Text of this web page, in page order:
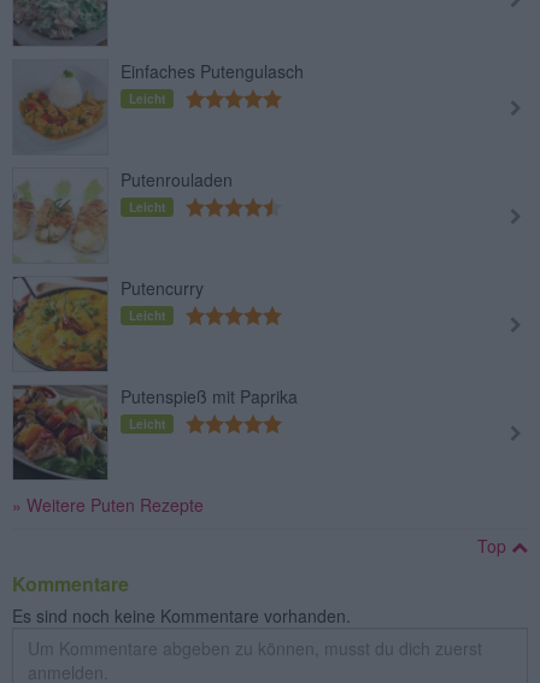
Einfaches Putengulasch
Leicht
Putenrouladen
Leicht
Putencurry
Leicht
Putenspieß mit Paprika
Leicht
» Weitere Puten Rezepte
Top
Kommentare
Es sind noch keine Kommentare vorhanden.